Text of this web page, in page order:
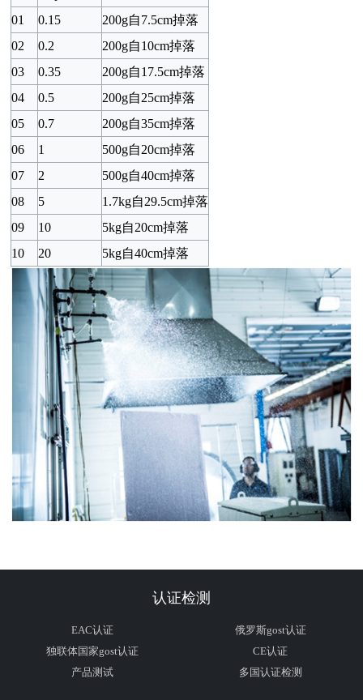
01
0.15 200g自7.5cm掉落
02
0.2 200g自10cm掉落
03
0.35 200g自17.5cm掉落
04
0.5 200g自25cm掉落
05
0.7 200g自35cm掉落
06
1 500g自20cm掉落
07
2 500g自40cm掉落
08
5 1.7kg自29.5cm掉落
09
10 5kg自20cm掉落
10
20 5kg自40cm掉落
认证检测
EAC认证
俄罗斯gost认证
独联体国家gost认证
CE认证
产品测试
多国认证检测